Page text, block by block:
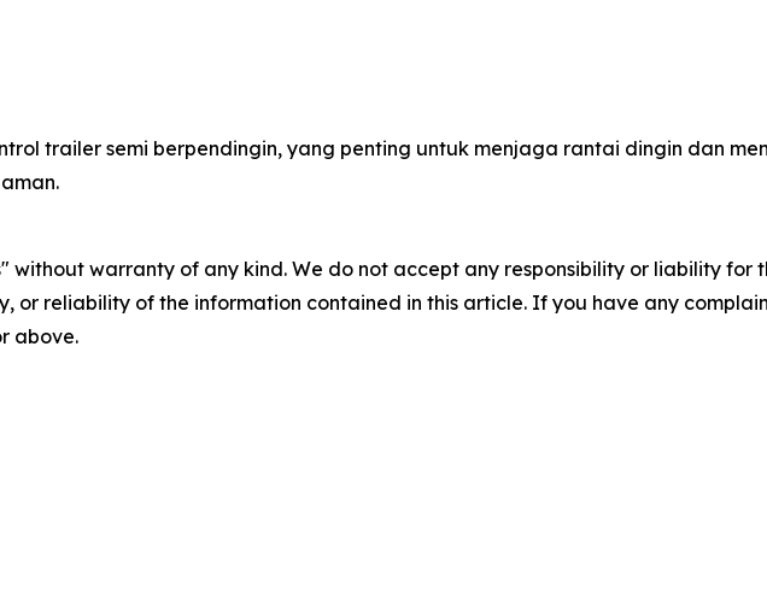
trailer semi berpendingin, yang penting untuk menjaga rantai dingin dan
without warranty of any kind. We do not accept any responsibility or liability for
or reliability of the information contained in this article. If you have any
above.